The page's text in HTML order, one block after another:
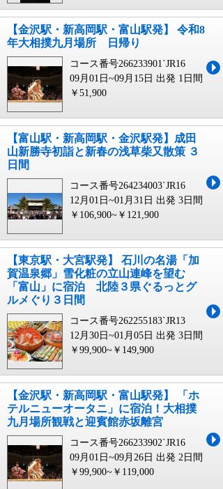
【金沢駅・新高岡駅・富山駅発】 令和8
年大相撲九月場所 日帰り
コース番号266233901`JR16
09月01日~09月15日 出発 1日間
￥51,900
【富山駅・新高岡駅・金沢駅発】成田
山新勝寺初詣と新春の浅草柴又散策 ３
日間
コース番号264234003`JR16
12月01日~01月31日 出発 3日間
￥106,900~￥121,900
【東京駅・大宮駅発】 石川の名湯「加
賀温泉郷」雪化粧の立山連峰を望む
「富山」に宿泊 北陸３県ぐるっとグ
ルメぐり３日間
コース番号262255183`JR13
12月30日~01月05日 出発 3日間
￥99,900~￥149,900
【金沢駅・新高岡駅・富山駅発】 「ホ
テルニューオータニ」に宿泊！大相撲
九月場所観戦と迎賓館赤坂離宮
コース番号266233902`JR16
09月01日~09月26日 出発 2日間
￥99,900~￥119,000